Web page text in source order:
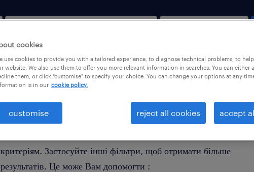
тільки віддалена робота
критеріям. Застосуйте інші фільтри, щоб отримати більше
результатів. Це може Вам допомогти :
cookies
use cookies to provide you with a tailored experience, to diagnose technical problems, to
website. We also use them to offer you more relevant information in searches. You can either
them, or click "customise" to specify your choice. You can change your options at any
is in our cookie policy.
customise reject all cookies accept